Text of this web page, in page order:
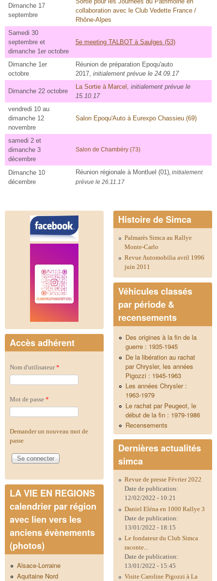
Dimanche 17
septembre
collaboration avec le Club Vedette France /
Rhône-Alpes
Samedi 30
septembre et
dimanche 1er octobre
5e meeting TALBOT à Saulges (53)
Dimanche 1er
octobre
Réunion de préparation Epoqu'auto
2017, initialement prévue le 24.09.17
Dimanche 22 octobre
La Sortie à Marcel initialement prévue le
15.10.17
vendredi 10 au
dimanche 12
novembre
Salon Epoqu'Auto à Eurexpo Chassieu (69)
samedi 2 et
dimanche 3
décembre
Salon de Chambéry (73)
Dimanche 10
décembre
Réunion régionale à Montluel (01), initialement
prévue le 26.11.17
Accès adhérent
Nom d'utilisateur*
Mot de passe *
Demander un nouveau mot de
passe
LA VIE EN REGIONS
calendrier par région
avec lien vers les
anciens évènements
(photos)
Alsace-Lorraine
Aquitaine Nord
Histoire de Simca
Palmarès Simca au Rallye
Monte-Carlo
Revue Automobilia avril 1996
juin 2011
Véhicules classés
par période &
recensements
Des origines à la fin de la
guerre : 1935-1945
De la libération au rachat
par Chrysler, les années
Pigozzi : 1945-1963
Les années Chrysler :
1963-1979
Le rachat par Peugeot, le
début de la fin : 1979-1986
Recensements
Dernières actualités
simca
Revue de presse Février 2022
Date de publication:
12/02/2022 - 10:21
Daniel Eléna en 1000 Rallye 3
Date de publication:
13/01/2022 - 18:15
Le fondateur du Club Simca
raconte...
Date de publication:
13/01/2022 - 15:45
Visite Caroline Pigozzi à La